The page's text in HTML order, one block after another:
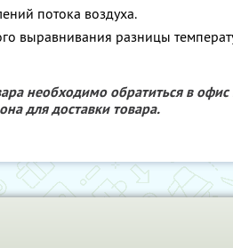
потока воздуха.
выравнивания разницы
необходимо обратиться в
для доставки товара.